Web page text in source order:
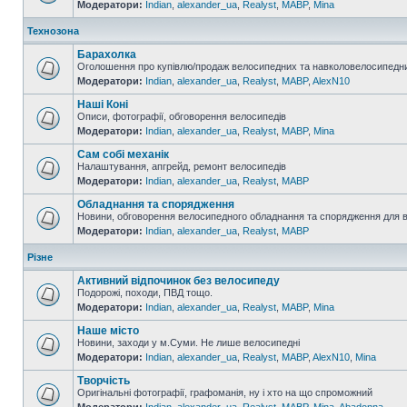
Модератори: Indian alexander_ua Realyst MABP, Mina
Технозона
Барахолка
Оголошення про купівлю/продаж велосипедних та
Модератори: Indian alexander_ua Realyst MABP, AlexN10
Наші Коні
Описи, фотографії, обговорення велосипедів
Модератори: Indian alexander_ua Realyst MABP, Mina
Сам собі механік
Налаштування, апгрейд, ремонт велосипедів
Модератори: Indian alexander_ua Realyst MABP
Обладнання та спорядження
Новини, обговорення велосипедного обладнання та спорядження для
Модератори: Indian alexander_ua Realyst MABP
Різне
Активний відпочинок без велосипеду
Подорожі, походи, ПВД тощо.
Модератори: Indian alexander_ua Realyst MABP, Mina
Наше місто
Новини, заходи у м.Суми. Не лише велосипедні
Модератори: Indian alexander_ua Realyst MABP, AlexN10 Mina
Творчість
Оригінальні фотографії, графоманія, ну і хто на що спроможний